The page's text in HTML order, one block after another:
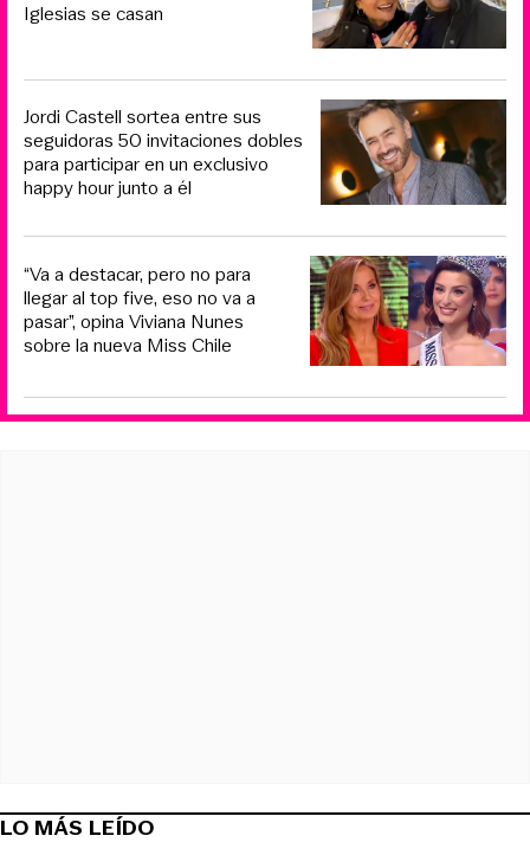
Iglesias se casan
Jordi Castell sortea entre sus
seguidoras 50 invitaciones dobles
para participar en un exclusivo
happy hour junto a él
“Va a destacar, pero no para
llegar al top five, eso no va a
pasar”, opina Viviana Nunes
sobre la nueva Miss Chile
LO MÁS LEÍDO